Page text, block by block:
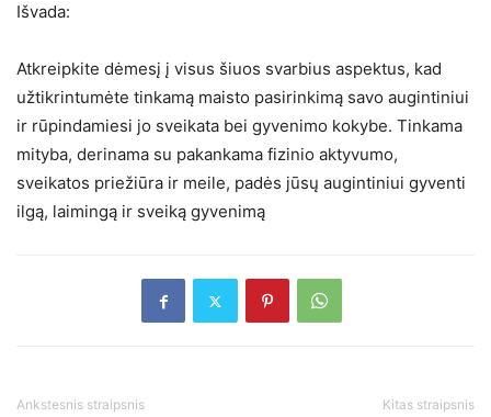
Išvada:
Atkreipkite dėmesį į visus šiuos svarbius aspektus, kad
užtikrintumėte tinkamą maisto pasirinkimą savo augintiniui
ir rūpindamiesi jo sveikata bei gyvenimo kokybe. Tinkama
mityba, derinama su pakankama fizinio aktyvumo,
sveikatos priežiūra ir meile, padės jūsų augintiniui gyventi
ilgą, laimingą ir sveiką gyvenimą
Ankstesnis straipsnis Kitas straipsnis